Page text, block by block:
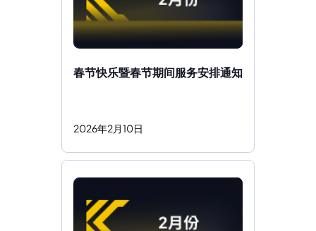
春节快乐暨春节期间服务安排通知
2026年2月10日